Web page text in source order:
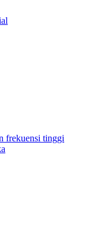
frekuensi tinggi